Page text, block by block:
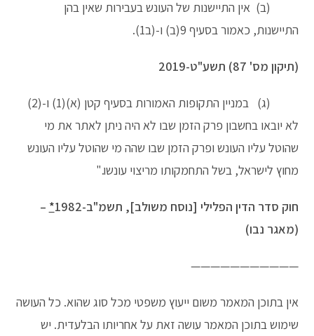
(ב) אין התיישנות של העונש בעבירות שאין בהן
התיישנות, כאמור בסעיף 9(ב) ו-(ב1).
(תיקון מס' 87) תשע"ט-2019
(ג) במניין התקופות האמורות בסעיף קטן (א)(1) ו-(2)
לא יובאו בחשבון פרק הזמן שבו לא היה ניתן לאתר את מי
שהוטל עליו העונש ופרק הזמן שבו שהה מי שהוטל עליו העונש
מחוץ לישראל, בשל התחמקותו מריצוי עונשו."
חוק סדר הדין הפלילי [נוסח משולב], תשמ"ב-1982 *
–
(מאגר נבו)
———————————
אין בתוכן המאמר משום ייעוץ משפטי מכל סוג שהוא. כל העושה
שימוש בתוכן המאמר עושה זאת על אחריותו הבלעדית. יש